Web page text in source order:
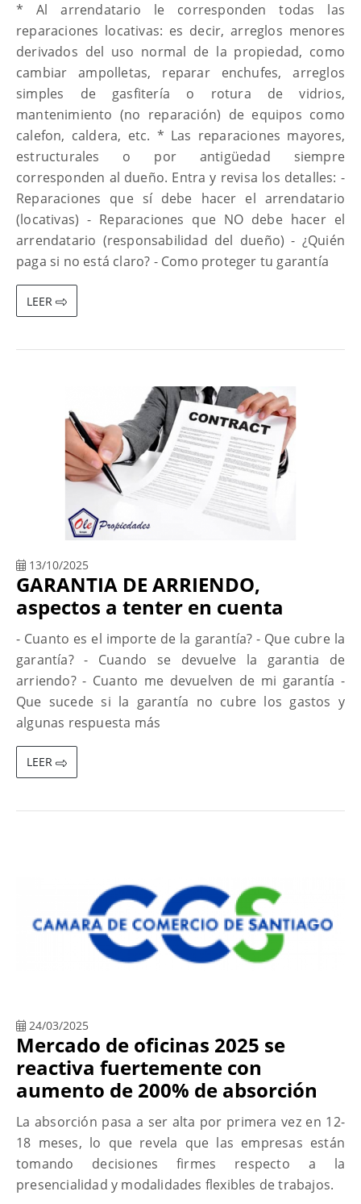
* Al arrendatario le corresponden todas las
reparaciones locativas: es decir, arreglos menores
derivados del uso normal de la propiedad, como
cambiar ampolletas, reparar enchufes, arreglos
simples de gasfitería o rotura de vidrios,
mantenimiento (no reparación) de equipos como
calefon, caldera, etc. * Las reparaciones mayores,
estructurales o por antigüedad siempre
corresponden al dueño. Entra y revisa los detalles: -
Reparaciones que sí debe hacer el arrendatario
(locativas) - Reparaciones que NO debe hacer el
arrendatario (responsabilidad del dueño) - ¿Quién
paga si no está claro? - Como proteger tu garantía
LEER
13/10/2025
GARANTIA DE ARRIENDO,
aspectos a tenter en cuenta
- Cuanto es el importe de la garantía? - Que cubre la
garantía? - Cuando se devuelve la garantia de
arriendo? - Cuanto me devuelven de mi garantía -
Que sucede si la garantía no cubre los gastos y
algunas respuesta más
LEER
24/03/2025
Mercado de oficinas 2025 se
reactiva fuertemente con
aumento de 200% de absorción
La absorción pasa a ser alta por primera vez en 12-
18 meses, lo que revela que las empresas están
tomando decisiones firmes respecto a la
presencialidad y modalidades flexibles de trabajos.